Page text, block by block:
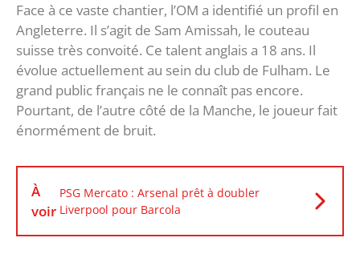
Face à ce vaste chantier, l’OM a identifié un profil en
Angleterre. Il s’agit de Sam Amissah, le couteau
suisse très convoité. Ce talent anglais a 18 ans. Il
évolue actuellement au sein du club de Fulham. Le
grand public français ne le connaît pas encore.
Pourtant, de l’autre côté de la Manche, le joueur fait
énormément de bruit.
À
voir
PSG Mercato : Arsenal prêt à doubler
Liverpool pour Barcola